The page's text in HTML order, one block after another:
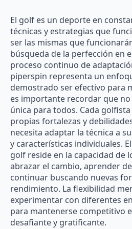
El golf es un deporte en
técnicas y estrategias que
ser las mismas que
búsqueda de la perfección en
proceso continuo de
piperspin representa un
demostrado ser efectivo para
es importante recordar que
única para todos. Cada
propias fortalezas y
necesita adaptar la técnica a
y características individuales.
golf reside en la capacidad de
abrazar el cambio, aprender
continuar buscando nuevas
rendimiento. La flexibilidad
experimentar con diferentes
para mantenerse competitivo
desafiante y gratificante.